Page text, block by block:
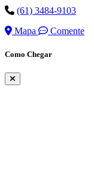
(61) 3484-9103
Mapa
Comente
Como Chegar